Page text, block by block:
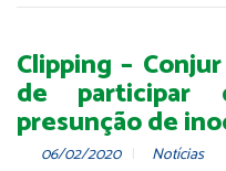
Clipping –
de participar
presunção de
06/02/2020 Notícias